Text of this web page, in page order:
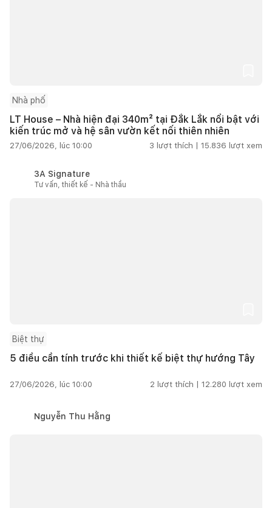
Nhà phố
LT House – Nhà hiện đại 340m² tại Đắk Lắk nổi bật với
kiến trúc mở và hệ sân vườn kết nối thiên nhiên
27/06/2026, lúc 10:00 3 lượt thích | 15.836 lượt xem
3A Signature
Tư vấn, thiết kế - Nhà thầu
Biệt thự
5 điều cần tính trước khi thiết kế biệt thự hướng Tây
27/06/2026, lúc 10:00 2 lượt thích | 12.280 lượt xem
Nguyễn Thu Hằng